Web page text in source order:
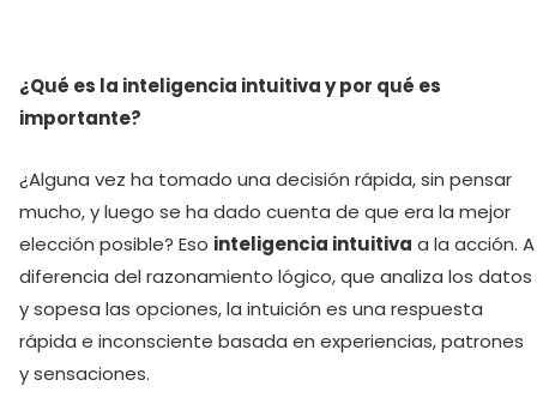
¿Qué es la inteligencia intuitiva y por qué es
importante?
¿Alguna vez ha tomado una decisión rápida, sin pensar
mucho, y luego se ha dado cuenta de que era la mejor
elección posible? Eso inteligencia intuitiva a la acción. A
diferencia del razonamiento lógico, que analiza los datos
y sopesa las opciones, la intuición es una respuesta
rápida e inconsciente basada en experiencias, patrones
y sensaciones.